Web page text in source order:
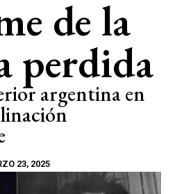
de la
perdida
argentina en
23, 2025